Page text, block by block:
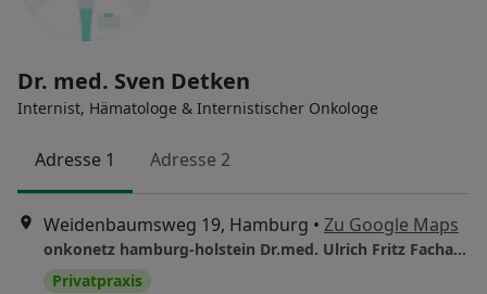
Dr. med. Sven Detken
Internist, Hämatologe & Internistischer Onkologe
Adresse 1 Adresse 2
Weidenbaumsweg 19, Hamburg • Zu Google Maps
onkonetz hamburg-holstein Dr.med. Ulrich Fritz Facharzt für Innere Medizin Hämatolog. u. Intern.Onkologie
Privatpraxis